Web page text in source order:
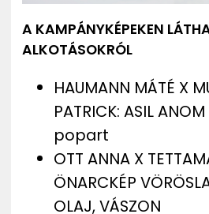
A KAMPÁNYKÉPEKEN
ALKOTÁSOKRÓL
HAUMANN MÁTÉ X
PATRICK: ASIL
popart
OTT ANNA X
ÖNARCKÉP
OLAJ, VÁSZON